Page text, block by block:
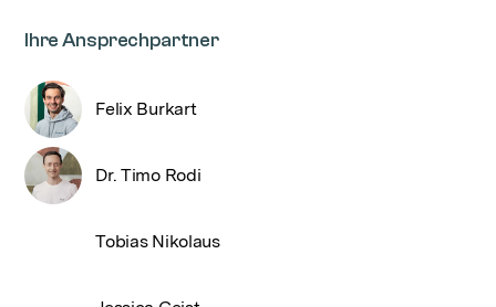
Ihre Ansprechpartner
Felix Burkart
Dr. Timo Rodi
Tobias Nikolaus